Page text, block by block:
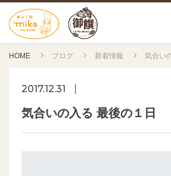
HOME ブログ 新着情報 気合い
2017.12.31
気合いの入る 最後の１日